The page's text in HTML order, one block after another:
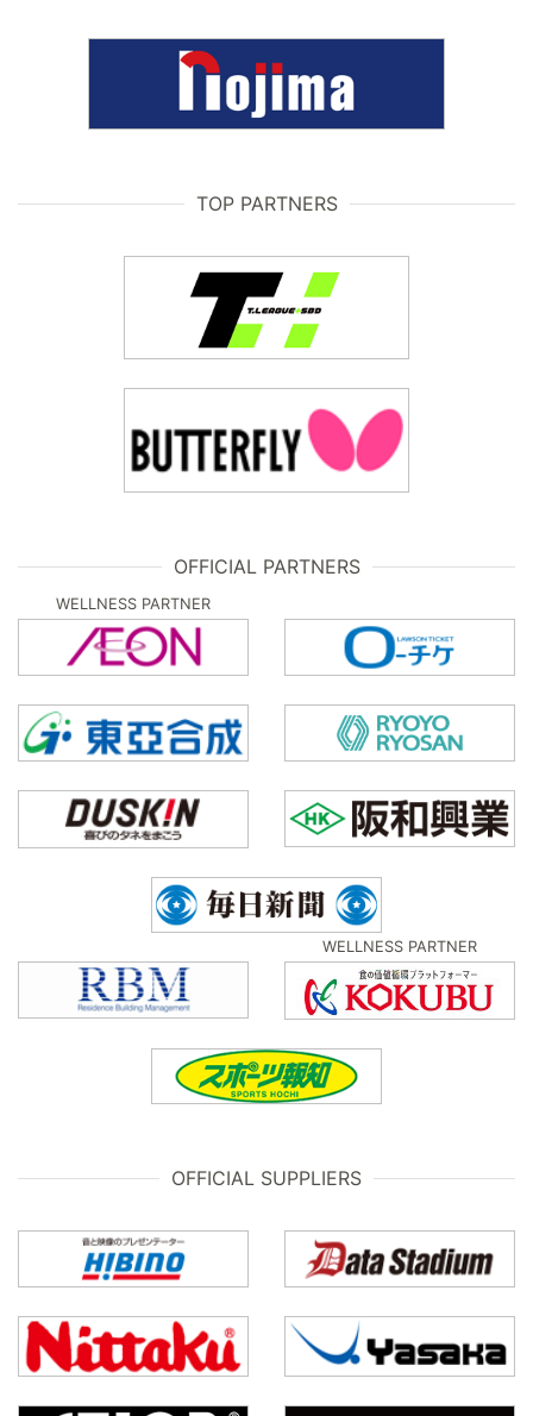
TOP PARTNERS
OFFICIAL PARTNERS
WELLNESS PARTNER
WELLNESS PARTNER
OFFICIAL SUPPLIERS